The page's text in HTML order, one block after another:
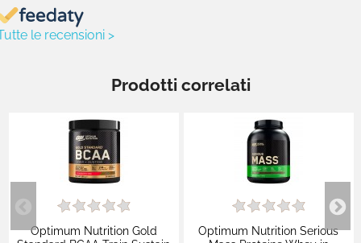
le recensioni >
Prodotti correlati
Optimum Nutrition Gold
Optimum Nutrition Serious